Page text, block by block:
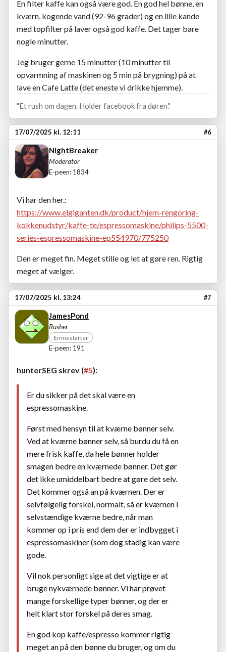
En filter kaffe kan også være god. En god hel bønne, en
kværn, kogende vand (92-96 grader) og en lille kande
med topfilter på laver også god kaffe. Det tager bare
nogle minutter.
Jeg bruger gerne 15 minutter (10 minutter til
opvarmning af maskinen og 5 min på brygning) på at
lave en Cafe Latte (det eneste vi drikke hjemme).
"Et rush om dagen. Holder facebook fra døren."
17/07/2025 kl. 12:11 #6
NightBreaker
Moderator
E-peen: 1834
Vi har den her.:
https://www.elgiganten.dk/product/hjem-rengoring-
kokkenudstyr/kaffe-te/espressomaskine/philips-5500-
series-espressomaskine-ep554970/775250
Den er meget fin. Meget stille og let at gøre ren. Rigtig
meget af vælger.
17/07/2025 kl. 13:24 #7
JamesPond
Rusher
Emnestarter
E-peen: 191
hunterSEG skrev (#5):
Er du sikker på det skal være en
espressomaskine.
Først med hensyn til at kværne bønner selv.
Ved at kværne bønner selv, så burdu du få en
mere frisk kaffe, da hele bønner holder
smagen bedre en kværnede bønner. Det gør
det ikke umiddelbart bedre at gøre det selv.
Det kommer også an på kværnen. Der er
selvfølgelig forskel, normalt, så er kværnen i
selvstændige kværne bedre, når man
kommer op i pris end dem der er indbygget i
espressomaskiner (som dog stadig kan være
gode.
Vil nok personligt sige at det vigtige er at
bruge nykværnede bønner. Vi har prøvet
mange forskellige typer bønner, og der er
helt klart stor forskel på deres smag.
En god kop kaffe/espresso kommer rigtig
meget an på den bønne du bruger, og om du